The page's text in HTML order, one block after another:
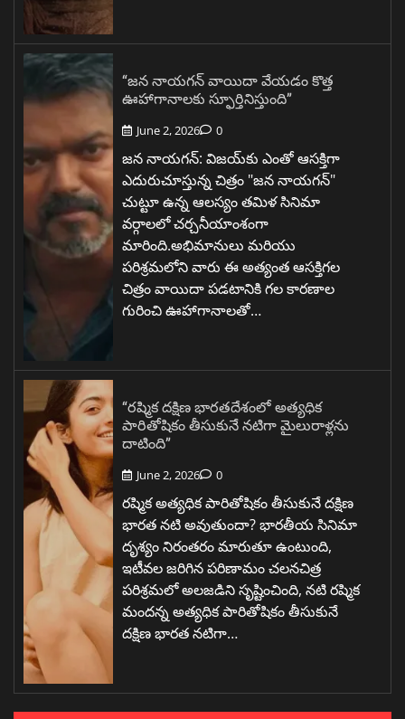
“జన నాయగన్ వాయిదా వేయడం కొత్త
ఊహాగానాలకు స్ఫూర్తినిస్తుంది”
June 2, 2026 0
జన నాయగన్: విజయ్‌కు ఎంతో ఆసక్తిగా
ఎదురుచూస్తున్న చిత్రం "జన నాయగన్"
చుట్టూ ఉన్న ఆలస్యం తమిళ సినిమా
వర్గాలలో చర్చనీయాంశంగా
మారింది.అభిమానులు మరియు
పరిశ్రమలోని వారు ఈ అత్యంత ఆసక్తిగల
చిత్రం వాయిదా పడటానికి గల కారణాల
గురించి ఊహాగానాలతో…
“రష్మిక దక్షిణ భారతదేశంలో అత్యధిక
పారితోషికం తీసుకునే నటిగా మైలురాళ్లను
దాటింది”
June 2, 2026 0
రష్మిక అత్యధిక పారితోషికం తీసుకునే దక్షిణ
భారత నటి అవుతుందా? భారతీయ సినిమా
దృశ్యం నిరంతరం మారుతూ ఉంటుంది,
ఇటీవల జరిగిన పరిణామం చలనచిత్ర
పరిశ్రమలో అలజడిని సృష్టించింది, నటి రష్మిక
మందన్న అత్యధిక పారితోషికం తీసుకునే
దక్షిణ భారత నటిగా…